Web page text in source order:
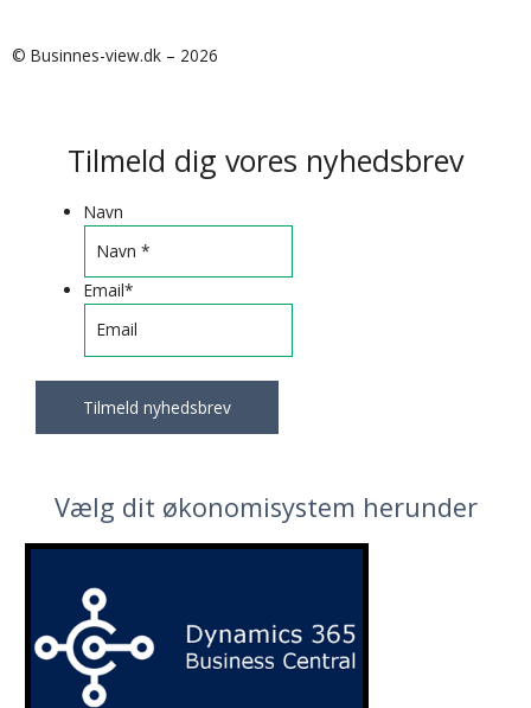
© Businnes-view.dk – 2026
Tilmeld dig vores nyhedsbrev
Navn
Email*
Vælg dit økonomisystem herunder